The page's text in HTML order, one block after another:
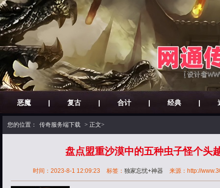
恶魔 | 复古 | 合计 | 经典 |
您的位置： 传奇服务端下载 > 正文>
盘点盟重沙漠中的五种虫子怪个头
时间：2023-8-1 12:09:23 标签： 独家忘忧+神器 来源：http://